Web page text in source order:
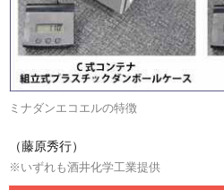
ミナダンエコエルの特徴
（藤原秀行）
※いずれも酒井化学工業提供